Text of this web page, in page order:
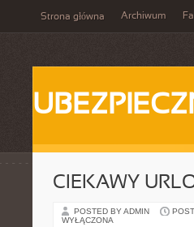
Strona główna Archiwum
CIEKAWY
POSTED BY ADMIN
WYŁĄCZONA